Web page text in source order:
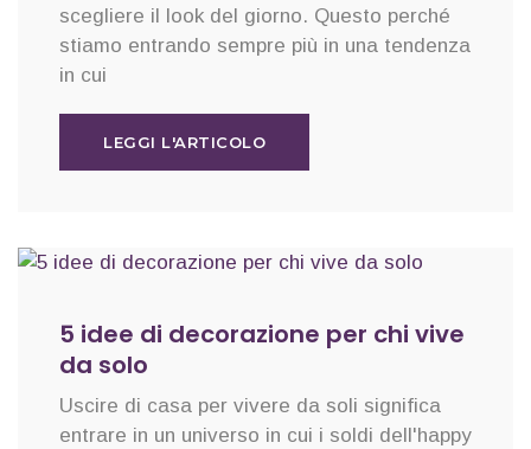
scegliere il look del giorno. Questo perché
stiamo entrando sempre più in una tendenza
in cui
LEGGI L'ARTICOLO
5 idee di decorazione per chi vive
da solo
Uscire di casa per vivere da soli significa
entrare in un universo in cui i soldi dell'happy